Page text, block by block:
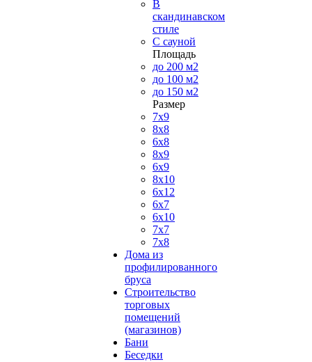
В
скандинавском
стиле
С сауной
Площадь
до 200 м2
до 100 м2
до 150 м2
Размер
7х9
8х8
6х8
8х9
6х9
8х10
6х12
6х7
6х10
7х7
7х8
Дома из
профилированного
бруса
Строительство
торговых
помещений
(магазинов)
Бани
Беседки